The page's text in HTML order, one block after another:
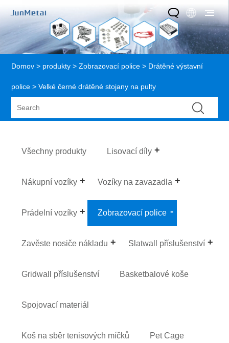
Domov > produkty >Zobrazovací police > Drátěné výstavní
police > Velké černé drátěné stojany na pulty
Všechny produkty Lisovací díly
Nákupní vozíky Vozíky na zavazadla
Prádelní vozíky Zobrazovací police
Zavěste nosiče nákladu Slatwall příslušenství
Gridwall příslušenství Basketbalové koše
Spojovací materiál
Koš na sběr tenisových míčků Pet Cage